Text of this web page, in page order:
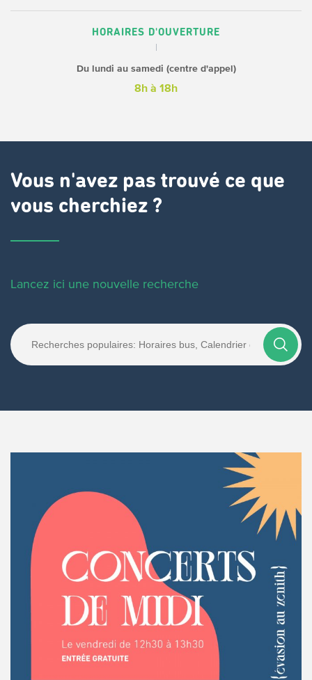
HORAIRES D'OUVERTURE
Du lundi au samedi (centre d'appel)
8h à 18h
Vous n'avez pas trouvé ce que
vous cherchiez ?
Lancez ici une nouvelle recherche